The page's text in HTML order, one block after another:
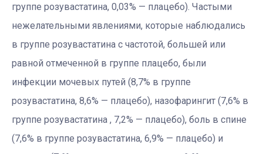
группе розувастатина, 0,03% — плацебо). Частыми
нежелательными явлениями, которые наблюдались
в группе розувастатина с частотой, большей или
равной отмеченной в группе плацебо, были
инфекции мочевых путей (8,7% в группе
розувастатина, 8,6% — плацебо), назофарингит (7,6% в
группе розувастатина , 7,2% — плацебо), боль в спине
(7,6% в группе розувастатина, 6,9% — плацебо) и